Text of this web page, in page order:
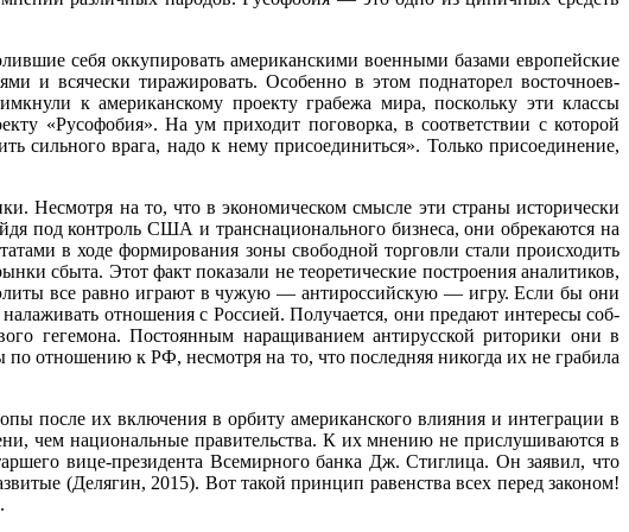
себя оккупировать аме­риканскими военными базами европейские
и всячески тиражировать. Особенно в этом поднаторел восточноев­
к американскому проекту грабежа мира, поскольку эти классы
«Русо­фобия». На ум приходит поговорка, в соответствии с которой
врага, надо к нему присоединиться». Только присоединение,
Несмотря на то, что в эконо­мическом смысле эти страны исторически
под контроль США и транснационального бизнеса, они обрекаются на
в ходе формирования зоны свободной торговли стали происходить
сбыта. Этот факт показали не теоретические построения аналитиков,
все равно играют в чужую — ан­тироссийскую — игру. Если бы они
отношения с Россией. Получается, они предают интересы соб­
гегемона. Постоянным наращиванием антирусской риторики они в
отношению к РФ, несмотря на то, что последняя никогда их не грабила
после их включения в орбиту американского влияния и интеграции в
чем национальные правительства. К их мнению не прислушиваются в
вице-президента Всемирно­го банка Дж. Стиглица. Он заявил, что
(Делягин, 2015). Вот такой принцип равенства всех перед законом!